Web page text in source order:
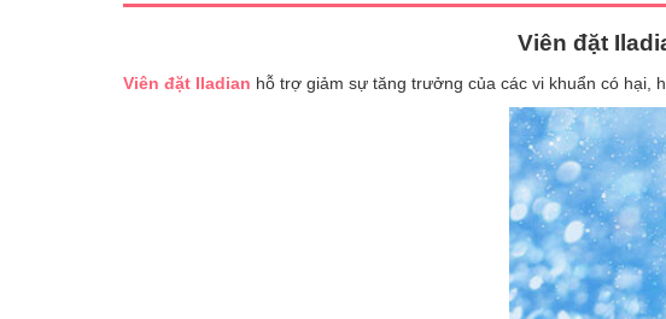
Viên đặt
Viên đặt Iladian hỗ trợ giảm sự tăng trưởng của các vi khuẩn có hại,